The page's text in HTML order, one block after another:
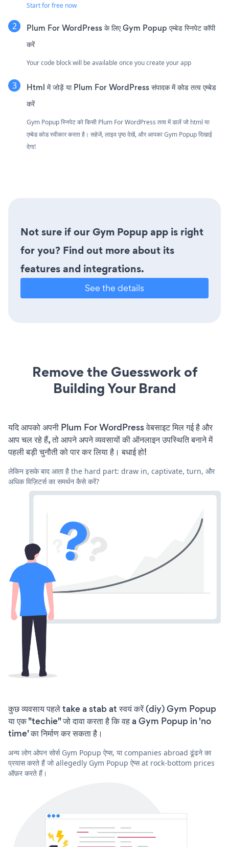
Start for free now
Plum For WordPress के लिए Gym Popup एम्बेड स्निपेट कॉपी
करें
Your code block will be available once you create your app
Html में जोड़ें या Plum For WordPress संपादक में कोड तत्व एम्बेड
करें
Gym Popup स्निपेट को किसी Plum For WordPress तत्व में डालें जो html या
एम्बेड कोड स्वीकार करता है। सहेजें, लाइव पृष्ठ देखें, और आपका Gym Popup दिखाई
देगा!
Not sure if our Gym Popup app is right
for you? Find out more about its
features and integrations.
See the details
Remove the Guesswork of
Building Your Brand
यदि आपको अपनी Plum For WordPress वेबसाइट मिल गई है और
आप चल रहे हैं, तो आपने अपने व्यवसायों की ऑनलाइन उपस्थिति बनाने में
पहली बड़ी चुनौती को पार कर लिया है। बधाई हो!
लेकिन इसके बाद आता है the hard part: draw in, captivate, turn, और
अधिक विज़िटर्स का समर्थन कैसे करें?
कुछ व्यवसाय पहले take a stab at स्वयं करें (diy) Gym Popup
या एक "techie" जो दावा करता है कि वह a Gym Popup in 'no
time' का निर्माण कर सकता है।
अन्य लोग ओपन सोर्स Gym Popup ऐप्स, या companies abroad ढूंढने का
प्रयास करते हैं जो allegedly Gym Popup ऐप्स at rock-bottom prices
ऑफ़र करते हैं।